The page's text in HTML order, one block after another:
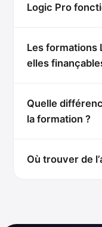
Logic Pro
Les formations
elles
Quelle
la formation ?
Où trouver de